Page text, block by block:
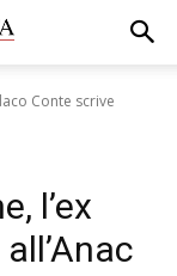
Conte scrive
l’ex